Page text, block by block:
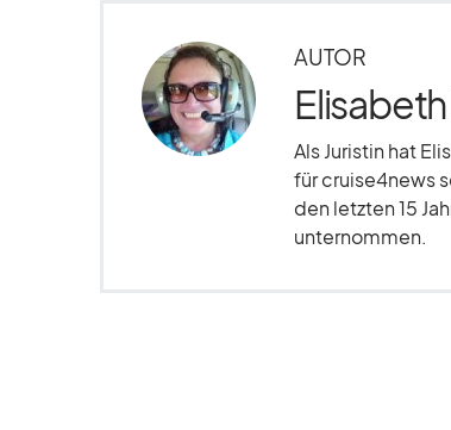
AUTOR
Als Juristin hat
für cruise4news
den letzten 15
unternommen.